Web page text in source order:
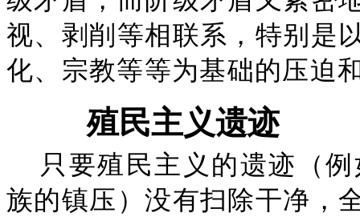
视、剥削等相联系，特别是
化、宗教等等为基础的压迫
殖民主义遗迹
只要殖民主义的遗迹（
族的镇压）没有扫除干净，